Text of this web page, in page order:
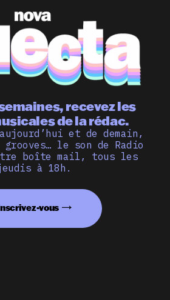
recevez les
de la rédac.
et de demain,
le son de Radio
boîte mail, tous les
à 18h.
vous